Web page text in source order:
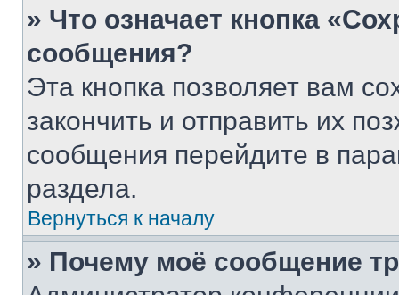
» Что означает кнопка
сообщения?
Эта кнопка позволяет вам
закончить и отправить их
сообщения перейдите в
раздела.
Вернуться к началу
» Почему моё сообщение